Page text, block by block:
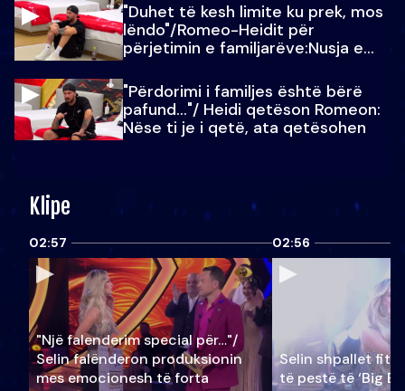
"Duhet të kesh limite ku prek, mos
lëndo"/Romeo-Heidit për
përjetimin e familjarëve:Nusja e
"Përdorimi i familjes është bërë
pafund…"/ Heidi qetëson Romeon:
Nëse ti je i qetë, ata qetësohen
Klipe
02:57
"Një falenderim special për…"/
Selin falënderon produksionin
mes emocionesh të forta
02:56
Selin shpallet
të pestë të ‘Big